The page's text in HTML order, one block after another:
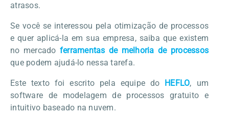
atrasos.
Se você se interessou pela otimização de processos
e quer aplicá-la em sua empresa, saiba que existem
no mercado ferramentas de melhoria de processos
que podem ajudá-lo nessa tarefa.
Este texto foi escrito pela equipe do HEFLO, um
software de modelagem de processos gratuito e
intuitivo baseado na nuvem.